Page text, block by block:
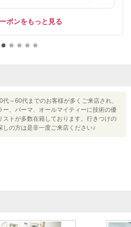
ポンをもっと見る
代～60代までのお客様が多くご来店され、
ー、パーマ、オールマイティーに技術の優
ストが多数在籍しております。行きつけの
しの方は是非一度ご来店ください♪